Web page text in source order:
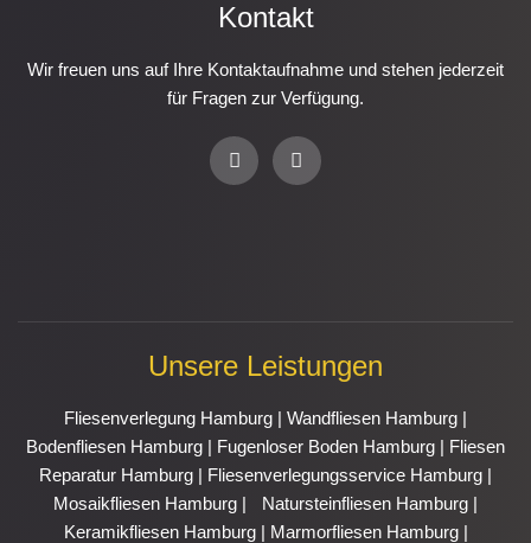
Kontakt
Wir freuen uns auf Ihre Kontaktaufnahme und stehen jederzeit
für Fragen zur Verfügung.
P
h
o
E
n
v
Unsere Leistungen
Fliesenverlegung Hamburg Wandfliesen Hamburg
Bodenfliesen Hamburg
Fugenloser Boden Hamburg
Fliesen
Reparatur Hamburg
Fliesenverlegungsservice Hamburg
Mosaikfliesen Hamburg
Natursteinfliesen Hamburg
Keramikfliesen Hamburg| Marmorfliesen Hamburg|